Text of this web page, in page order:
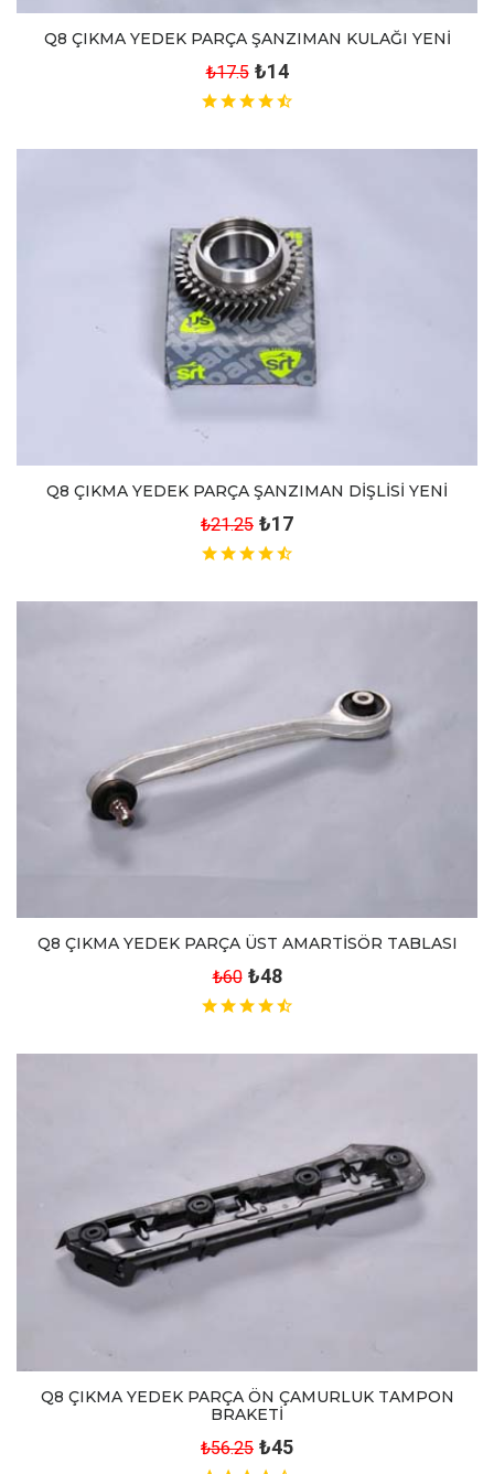
Q8 ÇIKMA YEDEK PARÇA ŞANZIMAN KULAĞI YENİ
₺17.5 ₺14
Q8 ÇIKMA YEDEK PARÇA ŞANZIMAN DİŞLİSİ YENİ
₺21.25 ₺17
Q8 ÇIKMA YEDEK PARÇA ÜST AMARTİSÖR TABLASI
₺60 ₺48
Q8 ÇIKMA YEDEK PARÇA ÖN ÇAMURLUK TAMPON
BRAKETİ
₺56.25 ₺45